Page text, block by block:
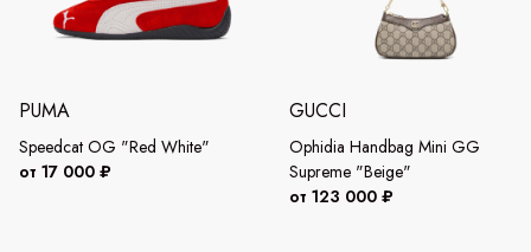
PUMA
Speedcat OG "Red White"
от 17 000 ₽
GUCCI
Ophidia Handbag Mini GG
Supreme "Beige"
от 123 000 ₽